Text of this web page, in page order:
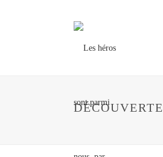
DÉCOUVERTE